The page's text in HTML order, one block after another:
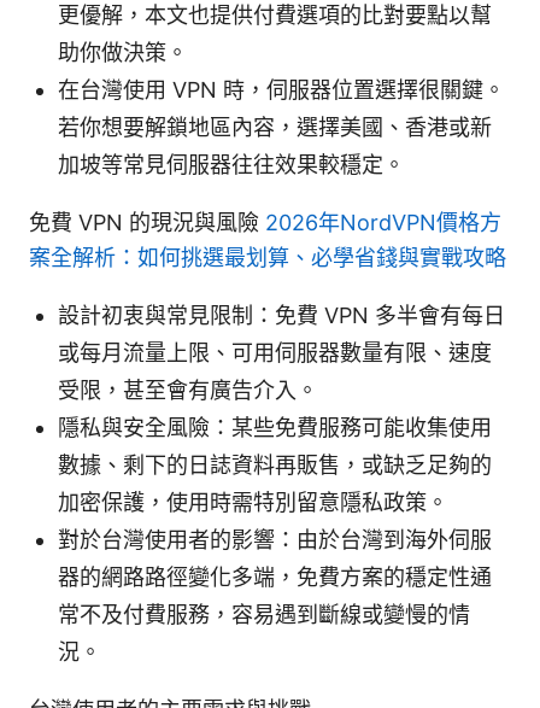
更優解，本文也提供付費選項的比對要點以幫
助你做決策。
在台灣使用 VPN 時，伺服器位置選擇很關鍵。
若你想要解鎖地區內容，選擇美國、香港或新
加坡等常見伺服器往往效果較穩定。
免費 VPN 的現況與風險 2026年NordVPN價格方
案全解析：如何挑選最划算、必學省錢與實戰攻略
設計初衷與常見限制：免費 VPN 多半會有每日
或每月流量上限、可用伺服器數量有限、速度
受限，甚至會有廣告介入。
隱私與安全風險：某些免費服務可能收集使用
數據、剩下的日誌資料再販售，或缺乏足夠的
加密保護，使用時需特別留意隱私政策。
對於台灣使用者的影響：由於台灣到海外伺服
器的網路路徑變化多端，免費方案的穩定性通
常不及付費服務，容易遇到斷線或變慢的情
況。